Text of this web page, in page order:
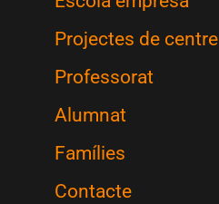
Projectes de centre
Professorat
Alumnat
Famílies
Contacte